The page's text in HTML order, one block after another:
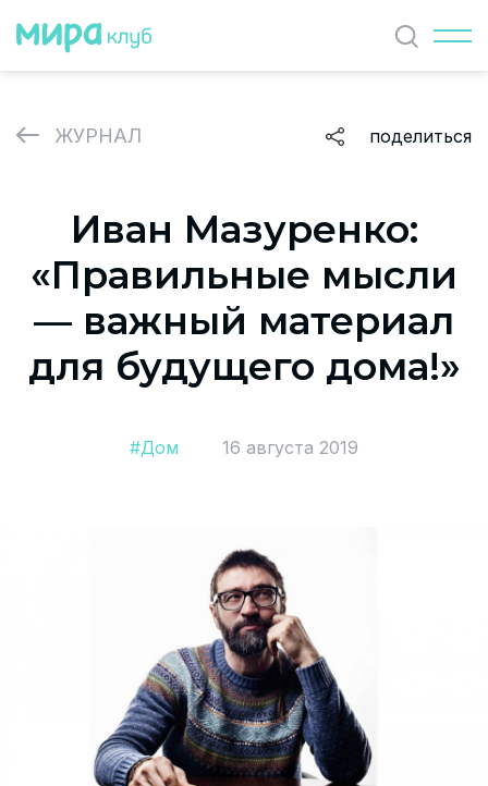
Найти
ЖУРНАЛ поделиться
Иван Мазуренко:
«Правильные мысли
— важный материал
для будущего дома!»
#Дом 16 августа 2019
СОБЫТИЯ
ПАРТНЕРЫ
ВАКАНСИИ
Политика и соглашение на обработку персональных
информации Пользователя МИРА ID
Политика и соглашение на обработку
персональных данных